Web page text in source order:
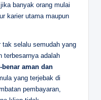
banyak orang mulai
karier utama maupun
tak selalu semudah yang
terbesarnya adalah
aman dan
yang terjebak di
pembayaran,